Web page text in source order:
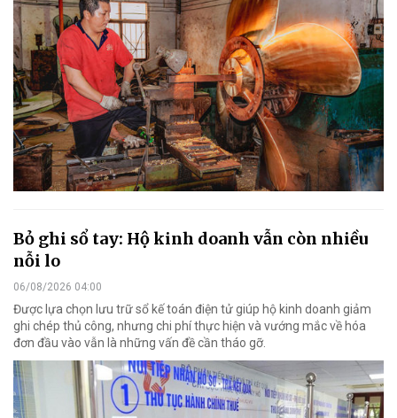
Bỏ ghi sổ tay: Hộ kinh doanh vẫn còn nhiều
nỗi lo
06/08/2026 04:00
Được lựa chọn lưu trữ sổ kế toán điện tử giúp hộ kinh doanh giảm
ghi chép thủ công, nhưng chi phí thực hiện và vướng mắc về hóa
đơn đầu vào vẫn là những vấn đề cần tháo gỡ.